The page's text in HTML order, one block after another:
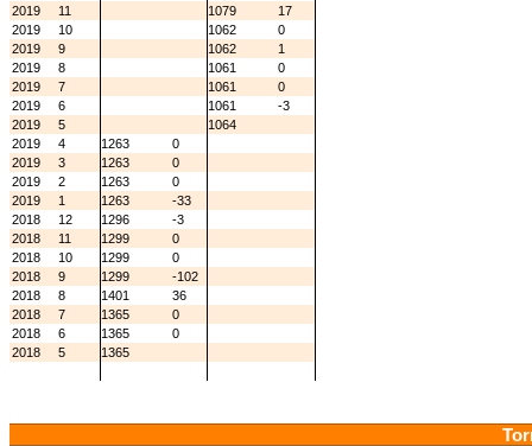
2019
11 1079
17
2019
10 1062
0
2019
9 1062
1
2019
8 1061
0
2019
7 1061
0
2019
6 1061
-3
2019
5
1064
2019
4 1263
0
2019
3 1263
0
2019
2 1263
0
2019
1 1263
-33
2018
12 1296
-3
2018
11 1299
0
2018
10 1299
0
2018
9 1299
-102
2018
8 1401
36
2018
7 1365
0
2018
6 1365
0
2018
5 1365